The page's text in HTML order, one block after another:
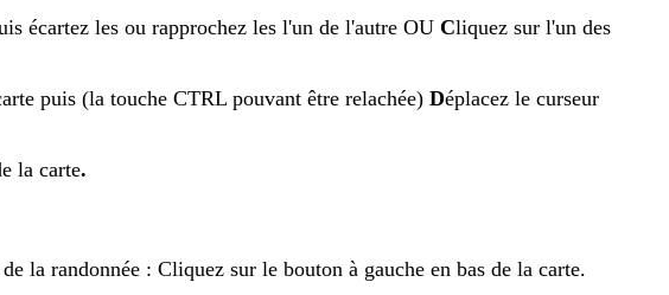
écartez les ou rapprochez les l'un de l'autre OUCliquez sur l'un des
puis (la touche CTRL pouvant être relachée)Déplacez le curseur
la carte.
la randonnée : Cliquez sur le bouton à gauche en bas de la carte.